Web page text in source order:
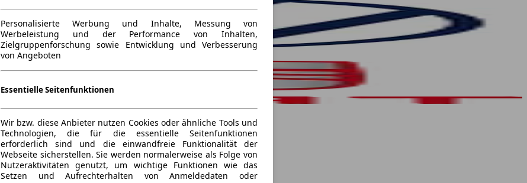
Personalisierte Werbung und Inhalte, Messung von
Werbeleistung und der Performance von Inhalten,
Zielgruppenforschung sowie Entwicklung und Verbesserung
von Angeboten
Essentielle Seitenfunktionen
Wir bzw. diese Anbieter nutzen Cookies oder ähnliche Tools und
Technologien, die für die essentielle Seitenfunktionen
erforderlich sind und die einwandfreie Funktionalität der
Webseite sicherstellen. Sie werden normalerweise als Folge von
Nutzeraktivitäten genutzt, um wichtige Funktionen wie das
Setzen und Aufrechterhalten von Anmeldedaten oder